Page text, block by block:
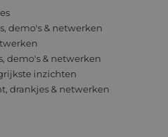
demo's & netwerken
demo's & netwerken
inzichten
drankjes & netwerken